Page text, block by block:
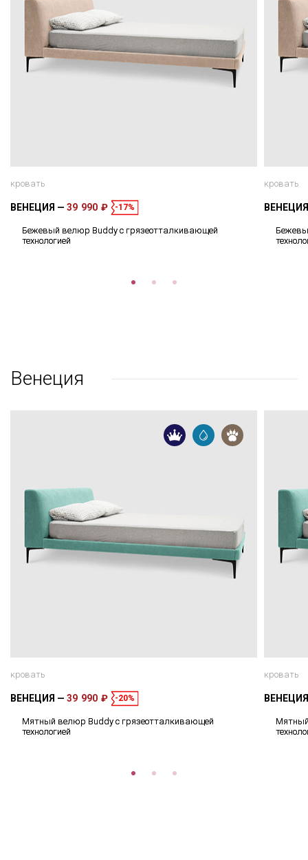
кровать
ВЕНЕЦИЯ 39 990 ₽ -17%
Бежевый велюр Buddy с грязеотталкивающей
технологией
кровать
Венеция
кровать
ВЕНЕЦИЯ 39 990 ₽ -20%
Мятный велюр Buddy с грязеотталкивающей
технологией
кровать